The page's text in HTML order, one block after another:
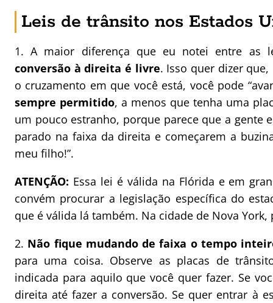
Leis de trânsito nos Estados
1. A maior diferença que eu notei entre as
conversão à direita é livre. Isso quer dizer
o cruzamento em que você está, você pode
sempre permitido, a menos que tenha uma
um pouco estranho, porque parece que a gente
parado na faixa da direita e começarem a
meu filho!”.
ATENÇÃO: Essa lei é válida na Flórida e em
convém procurar a legislação específica do
que é válida lá também. Na cidade de Nova
2. Não fique mudando de faixa o tempo
para uma coisa. Observe as placas de
indicada para aquilo que você quer fazer. Se
direita até fazer a conversão. Se quer entrar à